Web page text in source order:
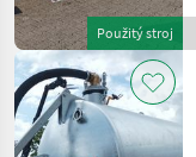
Použitý stroj